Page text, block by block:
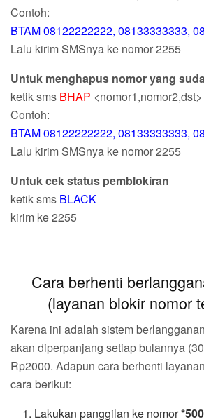
Contoh:
BTAM 08122222222, 08133333333,
Lalu kirim SMSnya ke nomor 2255
Untuk menghapus nomor yang
ketik sms BHAP <nomor1,nomor2,dst>
Contoh:
BTAM 08122222222, 08133333333,
Lalu kirim SMSnya ke nomor 2255
Untuk cek status pemblokiran
ketik sms BLACK
kirim ke 2255
Cara berhenti
(layanan blokir nomor
Karena ini adalah sistem
akan diperpanjang setiap bulannya
Rp2000. Adapun cara berhenti
cara berikut:
Lakukan panggilan ke nomor